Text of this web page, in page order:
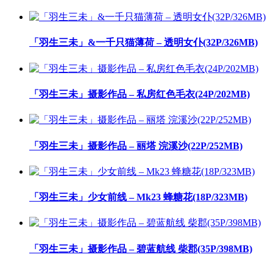
「羽生三未」&一千只猫薄荷 – 透明女仆(32P/326MB)
「羽生三未」摄影作品 – 私房红色毛衣(24P/202MB)
「羽生三未」摄影作品 – 丽塔 浣溪沙(22P/252MB)
「羽生三未」少女前线 – Mk23 蜂糖花(18P/323MB)
「羽生三未」摄影作品 – 碧蓝航线 柴郡(35P/398MB)